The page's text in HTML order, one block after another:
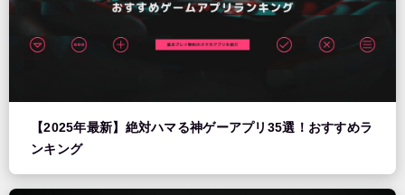
【2025年最新】絶対ハマる神ゲーアプリ35選！おすすめラ
ンキング